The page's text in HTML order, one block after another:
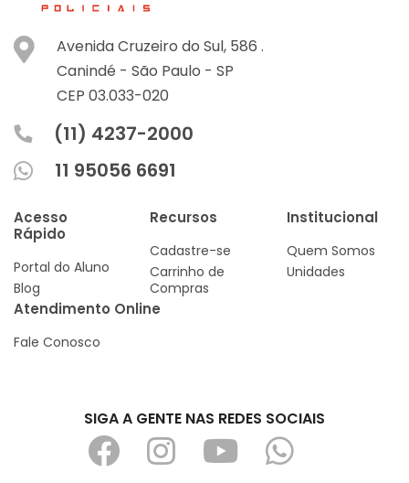
Avenida Cruzeiro do Sul, 586 .
Canindé - São Paulo - SP
CEP 03.033-020
(11) 4237-2000
11 95056 6691
Acesso
Rápido
Portal do Aluno
Blog
Recursos
Cadastre-se
Carrinho de
Compras
Institucional
Quem Somos
Unidades
Atendimento Online
Fale Conosco
SIGA A GENTE NAS REDES SOCIAIS